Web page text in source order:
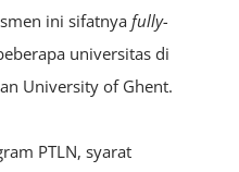
ini sifatnya fully-
universitas di
University of Ghent.
PTLN, syarat